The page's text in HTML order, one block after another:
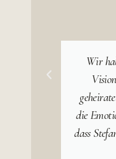
Wir
die
dass